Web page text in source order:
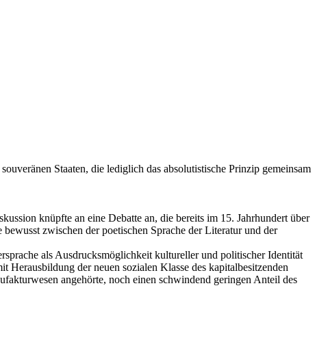
Staaten, die lediglich das absolutistische Prinzip gemeinsam
knüpfte an eine Debatte an, die bereits im 15. Jahrhundert über
zwischen der poetischen Sprache der Literatur und der
als Ausdrucksmöglichkeit kultureller und politischer Identität
der neuen sozialen Klasse des kapitalbesitzenden
angehörte, noch einen schwindend geringen Anteil des